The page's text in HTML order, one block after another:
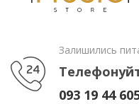
Залишились
093 19 44